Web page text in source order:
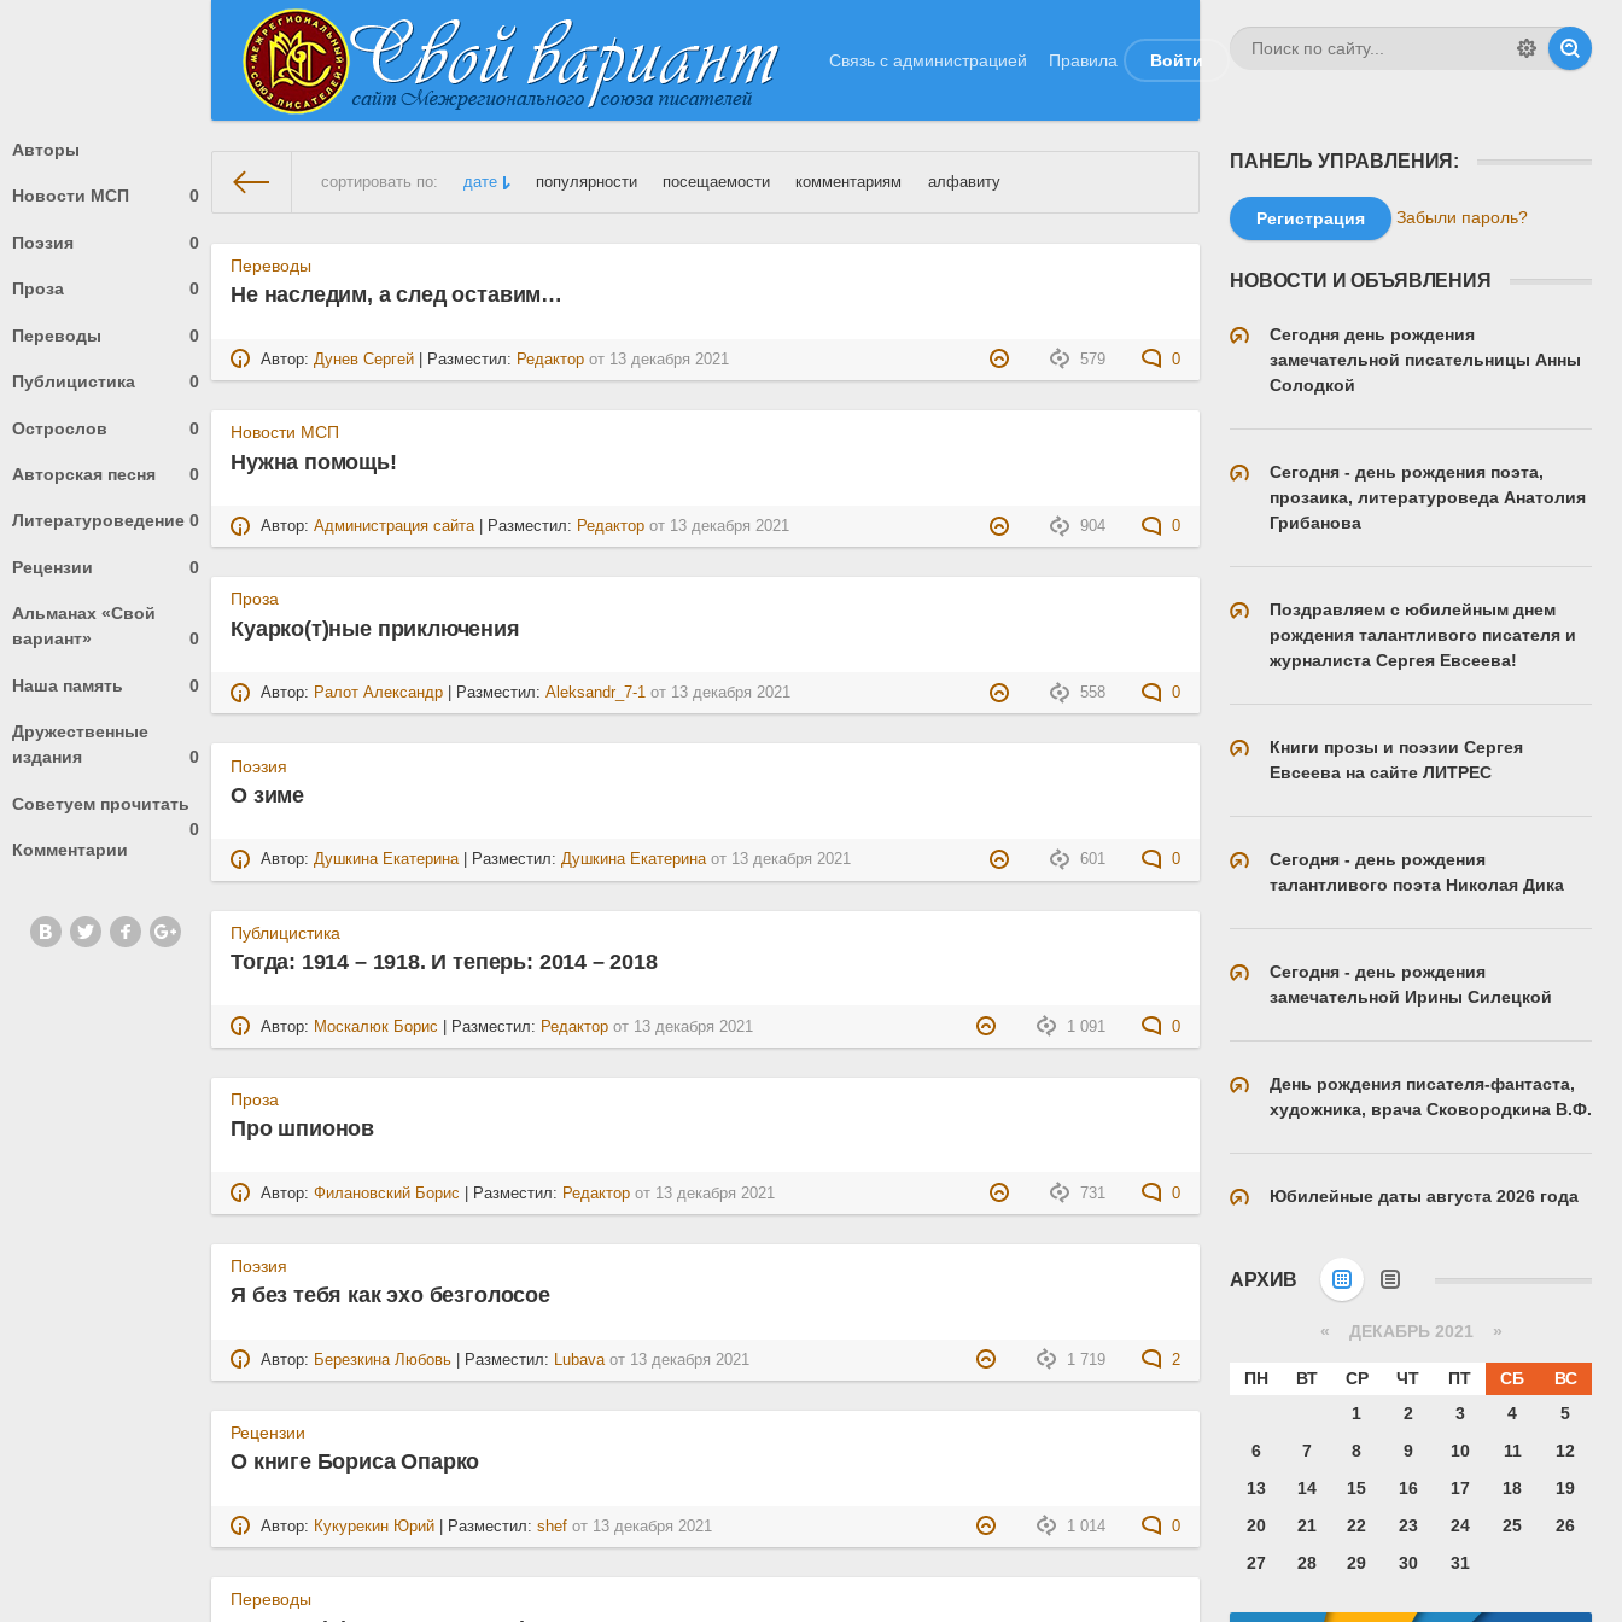
Связь с администрацией Правила Войти
Авторы
Новости МСП 0
Поэзия 0
Проза 0
Переводы 0
Публицистика 0
Острослов 0
Авторская песня 0
Литературоведение 0
Рецензии 0
Альманах «Свой
вариант»
0
Наша память 0
Дружественные
издания
0
Советуем прочитать
0
Комментарии
сортировать по: дате популярности посещаемости комментариям алфавиту
На главную» Материалы за 13.12.2021
Переводы
Не наследим, а след оставим…
579 0
Автор:Дунев Сергей | Разместил: Редактор от 13 декабря 2021
Новости МСП
Нужна помощь!
904 0
Автор:Администрация сайта| Разместил: Редактор от 13 декабря 2021
Проза
Куарко(т)ные приключения
558 0
Автор: Ралот Александр | Разместил:Aleksandr_7-1 от 13 декабря 2021
Поэзия
О зиме
601 0
Автор:Душкина Екатерина| Разместил:Душкина Екатеринаот 13 декабря 2021
Публицистика
Тогда: 1914 – 1918. И теперь: 2014 – 2018
1 091 0
Автор: Москалюк Борис | Разместил: Редактор от 13 декабря 2021
Проза
Про шпионов
731 0
Автор:Филановский Борис | Разместил: Редактор от 13 декабря 2021
Поэзия
Я без тебя как эхо безголосое
1 719 2
Автор: Березкина Любовь | Разместил: Lubava от 13 декабря 2021
Рецензии
О книге Бориса Опарко
1 014 0
Автор: Кукурекин Юрий | Разместил:shef от 13 декабря 2021
Переводы
ПАНЕЛЬ УПРАВЛЕНИЯ:
Регистрация Забыли пароль?
НОВОСТИ И ОБЪЯВЛЕНИЯ
Сегодня день рождения
замечательной писательницы Анны
Солодкой
Сегодня - день рождения поэта,
прозаика, литературоведа Анатолия
Грибанова
Поздравляем с юбилейным днем
рождения талантливого писателя и
журналиста Сергея Евсеева!
Книги прозы и поэзии Сергея
Евсеева на сайте ЛИТРЕС
Сегодня - день рождения
талантливого поэта Николая Дика
Сегодня - день рождения
замечательной Ирины Силецкой
День рождения писателя-фантаста,
художника, врача Сковородкина В.Ф.
Юбилейные даты августа 2026 года
АРХИВ
« ДЕКАБРЬ 2021 »
ПН ВТ СР ЧТ ПТ СБ
ВС
1
2 3 4
5
6
7 8 9 10 11
12
13
14 15 16 17 18
19
20
21 22 23 24 25
26
27
28 29 30 31